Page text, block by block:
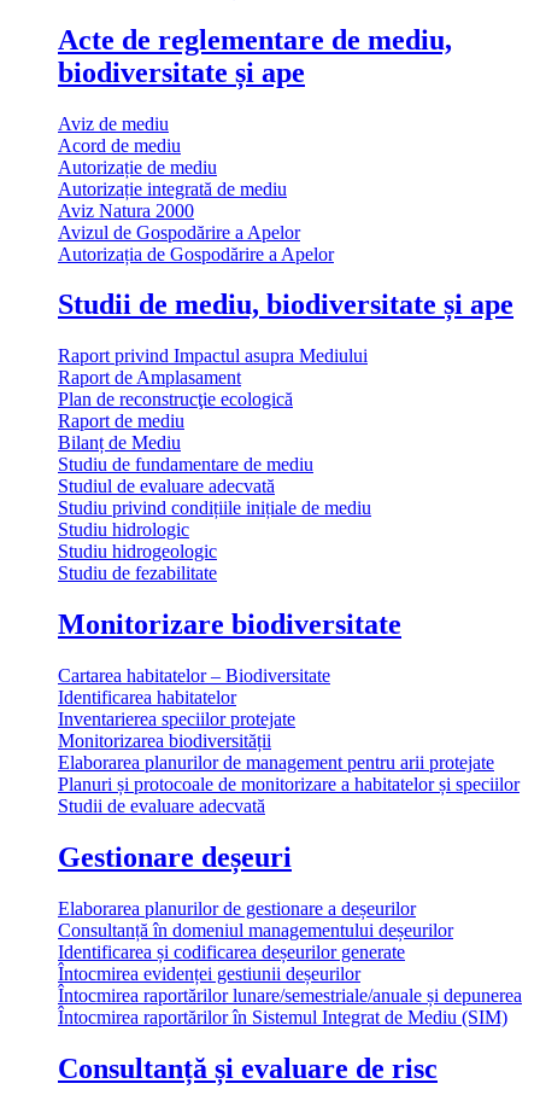
Acte de reglementare de mediu,
biodiversitate și ape
Aviz de mediu
Acord de mediu
Autorizație de mediu
Autorizație integrată de mediu
Aviz Natura 2000
Avizul de Gospodărire a Apelor
Autorizația de Gospodărire a Apelor
Studii de mediu, biodiversitate și ape
Raport privind Impactul asupra Mediului
Raport de Amplasament
Plan de reconstrucţie ecologică
Raport de mediu
Bilanț de Mediu
Studiu de fundamentare de mediu
Studiul de evaluare adecvată
Studiu privind condițiile inițiale de mediu
Studiu hidrologic
Studiu hidrogeologic
Studiu de fezabilitate
Monitorizare biodiversitate
Cartarea habitatelor – Biodiversitate
Identificarea habitatelor
Inventarierea speciilor protejate
Monitorizarea biodiversității
Elaborarea planurilor de management pentru arii protejate
Planuri și protocoale de monitorizare a habitatelor și speciilor
Studii de evaluare adecvată
Gestionare deșeuri
Elaborarea planurilor de gestionare a deșeurilor
Consultanță în domeniul managementului deșeurilor
Identificarea și codificarea deșeurilor generate
Întocmirea evidenței gestiunii deșeurilor
Întocmirea raportărilor lunare/semestriale/anuale și depunerea
Întocmirea raportărilor în Sistemul Integrat de Mediu (SIM)
Consultanță și evaluare de risc